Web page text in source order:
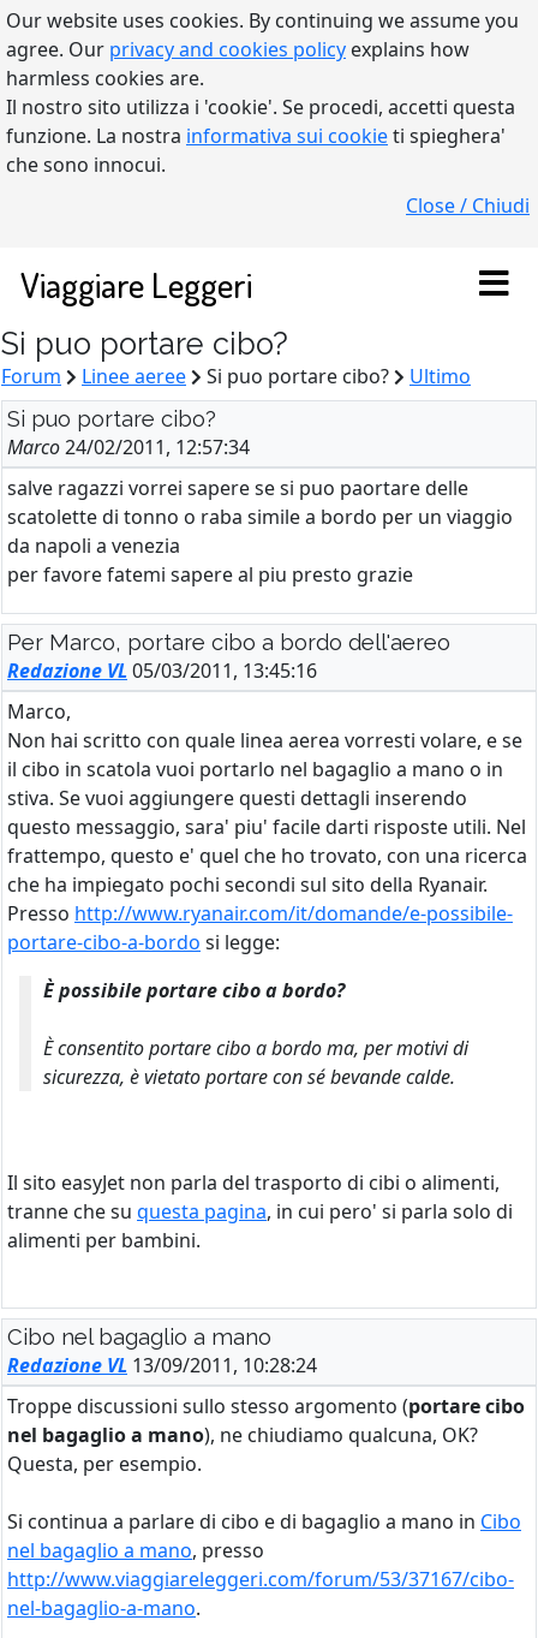
Our website uses cookies. By continuing we assume you
agree. Our privacy and cookies policy explains how
harmless cookies are.
Il nostro sito utilizza i 'cookie'. Se procedi, accetti questa
funzione. La nostra informativa sui cookieti spieghera'
che sono innocui.
Close / Chiudi
Viaggiare Leggeri
Si puo portare cibo?
Forum Linee aeree Si puo portare cibo? Ultimo
Si puo portare cibo?
Marco24/02/2011, 12:57:34
salve ragazzi vorrei sapere se si puo paortare delle
scatolette di tonno o raba simile a bordo per un viaggio
da napoli a venezia
per favore fatemi sapere al piu presto grazie
Per Marco, portare cibo a bordo dell'aereo
Redazione VL05/03/2011, 13:45:16
Marco,
Non hai scritto con quale linea aerea vorresti volare, e se
il cibo in scatola vuoi portarlo nel bagaglio a mano o in
stiva. Se vuoi aggiungere questi dettagli inserendo
questo messaggio, sara' piu' facile darti risposte utili. Nel
frattempo, questo e' quel che ho trovato, con una ricerca
che ha impiegato pochi secondi sul sito della Ryanair.
Presso http://www.ryanair.com/it/domande/e-possibile-
portare-cibo-a-bordo si legge:
È possibile portare cibo a bordo?
È consentito portare cibo a bordo ma, per motivi di
sicurezza, è vietato portare con sé bevande calde.
Il sito easyJet non parla del trasporto di cibi o alimenti,
tranne che su questa pagina, in cui pero' si parla solo di
alimenti per bambini.
Cibo nel bagaglio a mano
Redazione VL 13/09/2011, 10:28:24
Troppe discussioni sullo stesso argomento (portare cibo
nel bagaglio a mano), ne chiudiamo qualcuna, OK?
Questa, per esempio.
Si continua a parlare di cibo e di bagaglio a mano in Cibo
nel bagaglio a mano, presso
http://www.viaggiareleggeri.com/forum/53/37167/cibo-
nel-bagaglio-a-mano.